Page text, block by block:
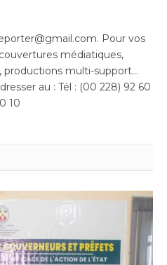
Pour vos
médiatiques,
productions multi-support…
au : Tél : (00 228) 92 60
10